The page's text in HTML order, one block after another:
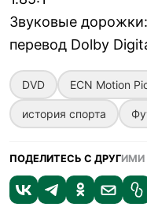
Звуковые дорожки:
перевод Dolby
DVD ECN Motion
история спорта
ПОДЕЛИТЕСЬ С ДРУГИМИ